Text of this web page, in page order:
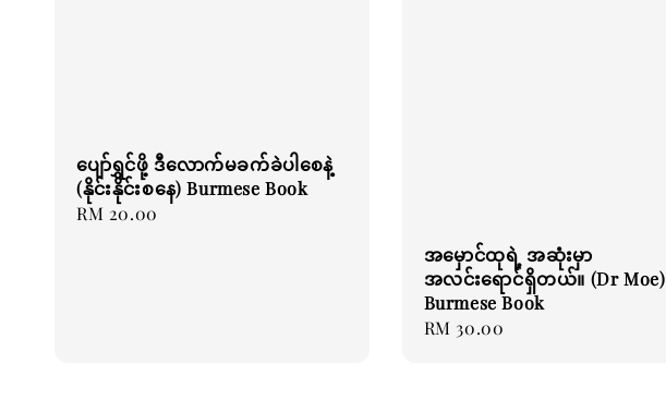
ပျော်ရွှင်ဖို့ ဒီလောက်မခက်ခဲပါစေနဲ့
(နိုင်းနိုင်းစနေ) Burmese Book
Regular
RM 20.00
အမှောင်ထုရဲ့ အဆုံးမှာ
အလင်းရောင်ရှိတယ်။ (Dr Moe)
Burmese Book
Regular
RM 30.00